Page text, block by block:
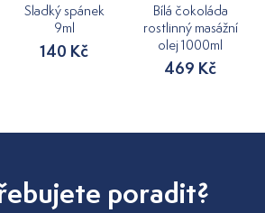
Sladký spánek
9ml
140 Kč
Bílá čokoláda
rostlinný masážní
olej 1000ml
469 Kč
poradit?